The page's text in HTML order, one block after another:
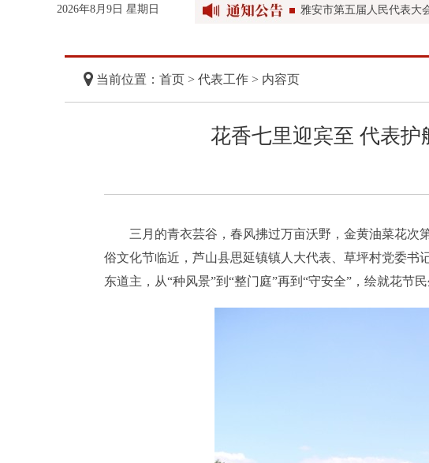
2026年8月9日 星期日 雅安市第五届人民代表大
当前位置：首页 > 代表工作 > 内容页
花香七里迎宾至 代表
三月的青衣芸谷，春风拂过万亩沃野，金黄油菜花次
俗文化节临近，芦山县思延镇镇人大代表、草坪村党委
东道主，从“种风景”到“整门庭”再到“守安全”，绘就花节